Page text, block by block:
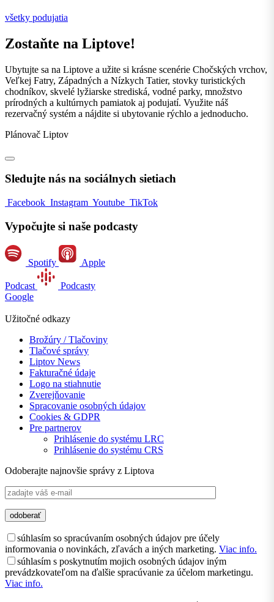
všetky podujatia
Zostaňte na Liptove!
Ubytujte sa na Liptove a užite si krásne scenérie Chočských vrchov,
Veľkej Fatry, Západných a Nízkych Tatier, stovky turistických
chodníkov, skvelé lyžiarske strediská, vodné parky, množstvo
prírodných a kultúrnych pamiatok aj podujatí. Využite náš
rezervačný systém a nájdite si ubytovanie rýchlo a jednoducho.
Plánovač Liptov
Sledujte nás na sociálnych sietiach
Facebook Instagram Youtube TikTok
Vypočujte si naše podcasty
Spotify Apple
Podcast
Podcasty
Google
Užitočné odkazy
Brožúry / Tlačoviny
Tlačové správy
Liptov News
Fakturačné údaje
Logo na stiahnutie
Zverejňovanie
Spracovanie osobných údajov
Cookies & GDPR
Pre partnerov
Prihlásenie do systému LRC
Prihlásenie do systému CRS
Odoberajte najnovšie správy z Liptova
súhlasím so spracúvaním osobných údajov pre účely
informovania o novinkách, zľavách a iných marketing. Viac info.
súhlasím s poskytnutím mojich osobných údajov iným
prevádzkovateľom na ďalšie spracúvanie za účelom marketingu.
Viac info.